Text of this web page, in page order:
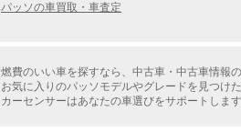
パッソの車買取・車査定
燃費のいい車を探すなら、中古車・中古車情報
お気に入りのパッソモデルやグレードを見つけ
カーセンサーはあなたの車選びをサポートします